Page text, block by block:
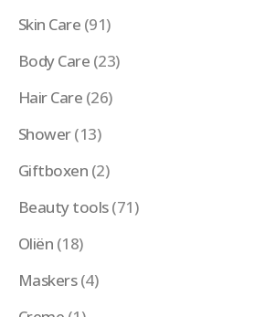
Skin Care (91)
Body Care (23)
Hair Care (26)
Shower(13)
Giftboxen (2)
Beauty tools(71)
Oliën (18)
Maskers(4)